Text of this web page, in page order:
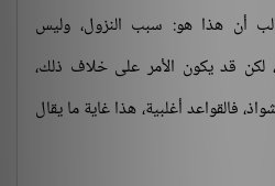
أن هذا هو: سبب النزول، وليس
لكن قد يكون الأمر على خلاف ذلك،
فالقواعد أغلبية، هذا غاية ما يقال